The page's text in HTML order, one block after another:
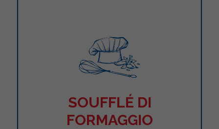
SOUFFLÉ DI
FORMAGGIO